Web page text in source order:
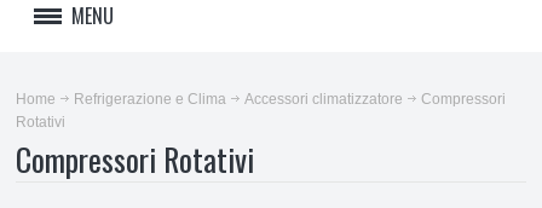
MENU
REFRIGERAZIONE E CLIMA
Home Refrigerazione e Clima Accessori climatizzatore
Compressori
Rotativi
Compressori Rotativi